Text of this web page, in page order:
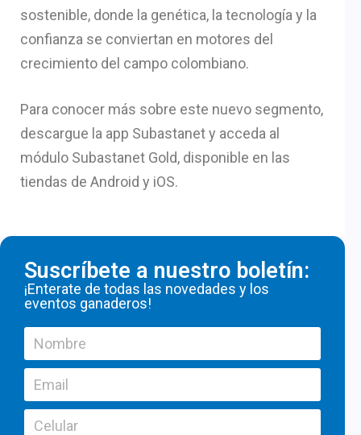
sostenible, donde la genética, la tecnología y la
confianza se conviertan en motores del
crecimiento del campo colombiano.
Para conocer más sobre este nuevo segmento,
descargue la app Subastanet y acceda al
módulo Subastanet Gold, disponible en las
tiendas de Android y iOS.
Suscríbete a nuestro boletín:
¡Enterate de todas las novedades y los
eventos ganaderos!